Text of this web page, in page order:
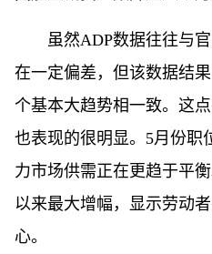
虽然ADP数据往往与
在一定偏差，但该数据结
个基本大趋势相一致。这
也表现的很明显。5月份职
力市场供需正在更趋于平
以来最大增幅，显示劳动
心。